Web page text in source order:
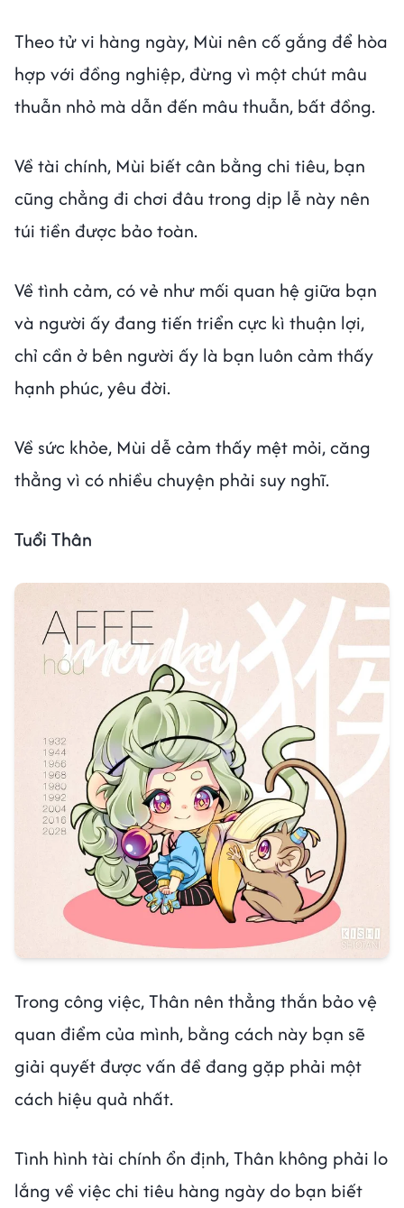
Theo tử vi hàng ngày, Mùi nên cố gắng để hòa
hợp với đồng nghiệp, đừng vì một chút mâu
thuẫn nhỏ mà dẫn đến mâu thuẫn, bất đồng.
Về tài chính, Mùi biết cân bằng chi tiêu, bạn
cũng chẳng đi chơi đâu trong dịp lễ này nên
túi tiền được bảo toàn.
Về tình cảm, có vẻ như mối quan hệ giữa bạn
và người ấy đang tiến triển cực kì thuận lợi,
chỉ cần ở bên người ấy là bạn luôn cảm thấy
hạnh phúc, yêu đời.
Về sức khỏe, Mùi dễ cảm thấy mệt mỏi, căng
thẳng vì có nhiều chuyện phải suy nghĩ.
Tuổi Thân
Trong công việc, Thân nên thẳng thắn bảo vệ
quan điểm của mình, bằng cách này bạn sẽ
giải quyết được vấn đề đang gặp phải một
cách hiệu quả nhất.
Tình hình tài chính ổn định, Thân không phải lo
lắng về việc chi tiêu hàng ngày do bạn biết